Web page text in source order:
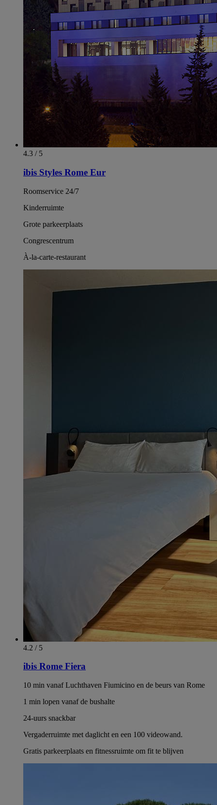
4.3 / 5
ibis Styles Rome Eur
Roomservice 24/7
Kinderruimte
Grote parkeerplaats
Congrescentrum
À-la-carte-restaurant
4.2 / 5
ibis Rome Fiera
10 min vanaf Luchthaven Fiumicino en de beurs van Rome
1 min lopen vanaf de bushalte
24-uurs snackbar
Vergaderruimte met daglicht en een 100 videowand.
Gratis parkeerplaats en fitnessruimte om fit te blijven